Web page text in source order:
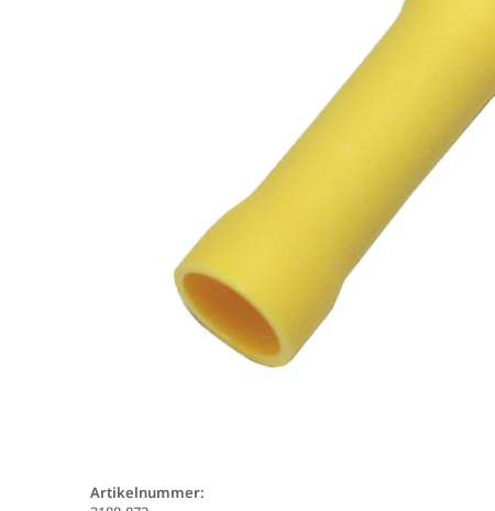
Artikelnummer: